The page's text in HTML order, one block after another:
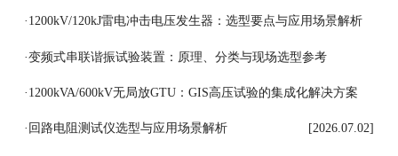
[2026.07.07]
· 1200kV/120kJ雷电冲击电压发生器：选型要点与应用场景解析
[2026.07.06]
·变频式串联谐振试验装置：原理、分类与现场选型参考
[2026.07.03]
· 1200kVA/600kV无局放GTU：GIS高压试验的集成化解决方案
[2026.07.03]
· 回路电阻测试仪选型与应用场景解析 [2026.07.02]